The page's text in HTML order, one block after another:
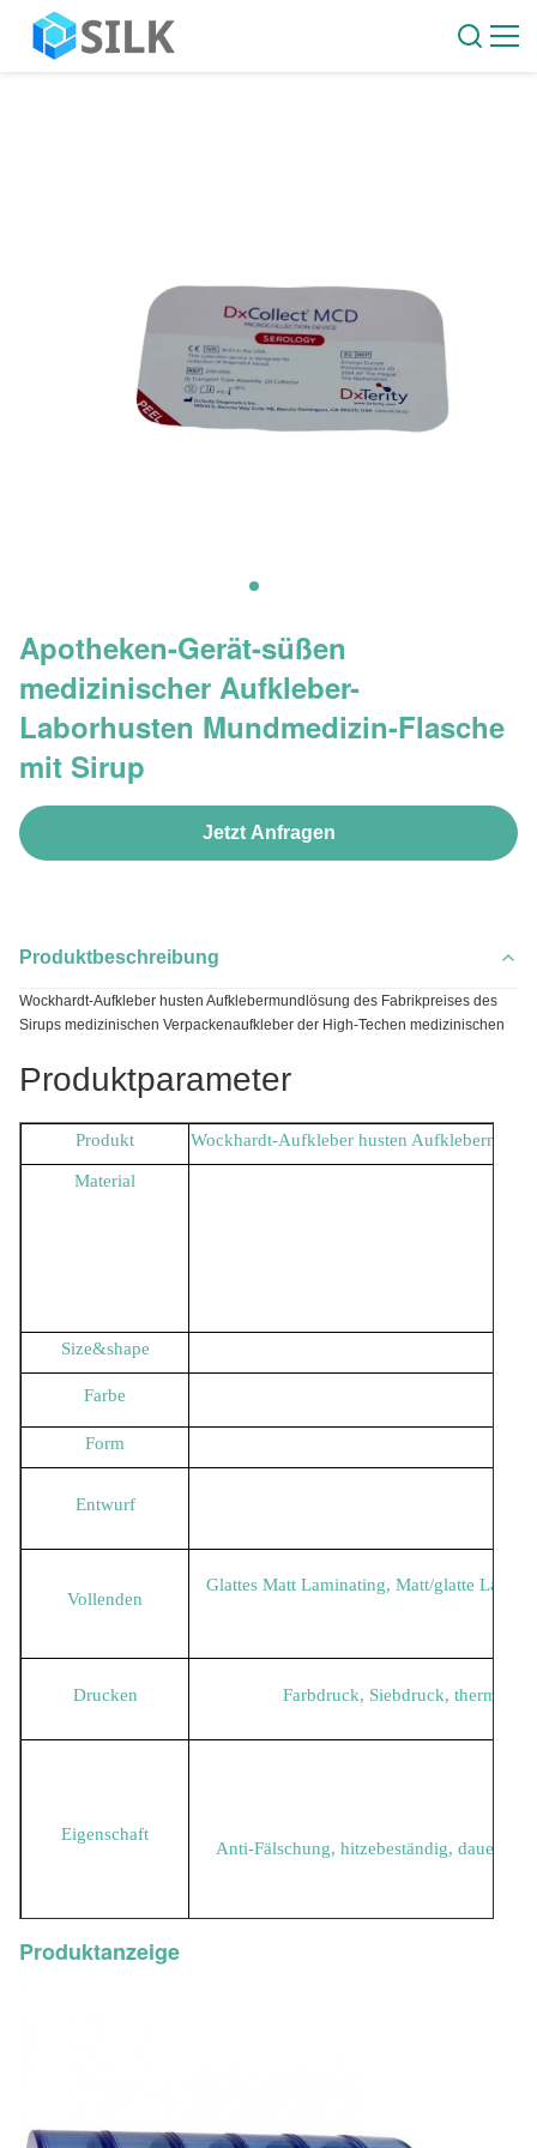
Apotheken-Gerät-süßen
medizinischer Aufkleber-
Laborhusten Mundmedizin-Flasche
mit Sirup
Jetzt Anfragen
Produktbeschreibung
Wockhardt-Aufkleber husten Aufklebermundlösung des Fabrikpreises des
Sirups medizinischen Verpackenaufkleber der High-Techen medizinischen
Produktparameter
Produkt Wockhardt-Aufkleber husten
Material
Size&shape
Farbe
Form
Entwurf
Vollenden
Glattes Matt Laminating, Matt/glatte
Drucken Farbdruck, Siebdruck,
Eigenschaft
Anti-Fälschung, hitzebeständig,
Produktanzeige